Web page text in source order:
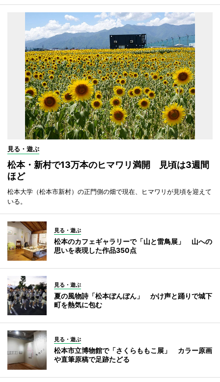
見る・遊ぶ
松本・新村で13万本のヒマワリ満開 見頃は3週間
ほど
松本大学（松本市新村）の正門側の畑で現在、ヒマワリが見頃を迎えて
いる。
見る・遊ぶ
松本のカフェギャラリーで「山と雷鳥展」 山への
思いを表現した作品350点
見る・遊ぶ
夏の風物詩「松本ぼんぼん」 かけ声と踊りで城下
町を熱気に包む
見る・遊ぶ
松本市立博物館で「さくらももこ展」 カラー原画
や直筆原稿で足跡たどる